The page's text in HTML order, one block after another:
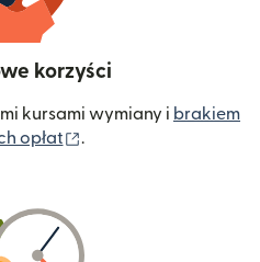
korzyści
kursami wymiany i brakiem
opłat
.